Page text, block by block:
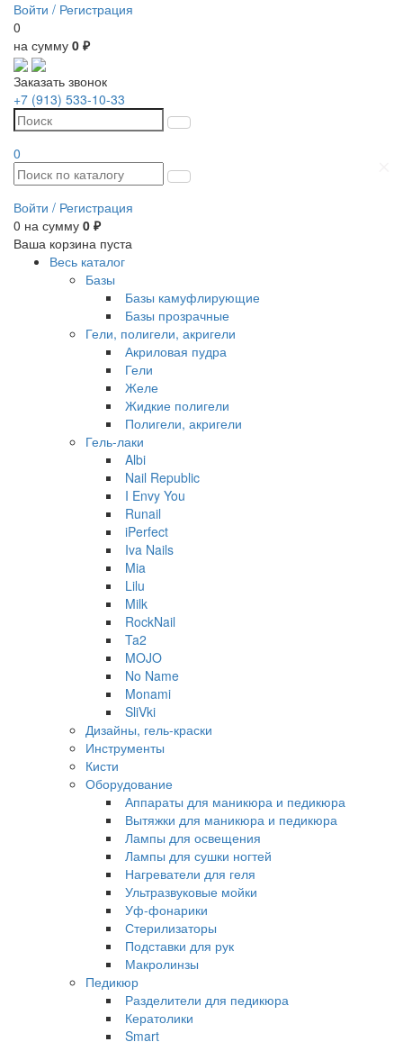
Войти / Регистрация
0
на сумму 0 ₽
Заказать звонок
+7 (913) 533-10-33
0
Войти / Регистрация
0 на сумму 0 ₽
Ваша корзина пуста
Весь каталог
Базы
Базы камуфлирующие
Базы прозрачные
Гели, полигели, акригели
Акриловая пудра
Гели
Желе
Жидкие полигели
Полигели, акригели
Гель-лаки
Albi
Nail Republic
I Envy You
Runail
iPerfect
Iva Nails
Mia
Lilu
Milk
RockNail
Ta2
MOJO
No Name
Monami
SliVki
Дизайны, гель-краски
Инструменты
Кисти
Оборудование
Аппараты для маникюра и педикюра
Вытяжки для маникюра и педикюра
Лампы для освещения
Лампы для сушки ногтей
Нагреватели для геля
Ультразвуковые мойки
Уф-фонарики
Стерилизаторы
Подставки для рук
Макролинзы
Педикюр
Разделители для педикюра
Кератолики
Smart